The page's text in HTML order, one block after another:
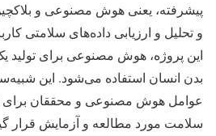
پیشرفته، یعنی هوش مصنوعی و
و تحلیل و ارزیابی داده‌های سلامتی
این پروژه، هوش مصنوعی برای تولید
بدن انسان استفاده می‌شود. این
عوامل هوش مصنوعی و محققان برای
سلامت مورد مطالعه و آزمایش قرار